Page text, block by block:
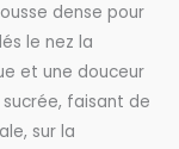
dense pour
le nez la
et une douceur
faisant de
sur la